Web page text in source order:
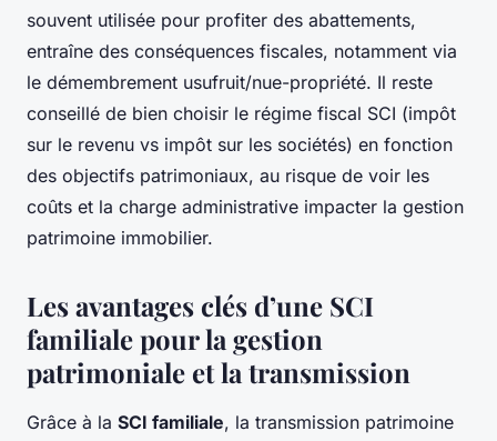
souvent utilisée pour profiter des abattements,
entraîne des conséquences fiscales, notamment via
le démembrement usufruit/nue-propriété. Il reste
conseillé de bien choisir le régime fiscal SCI (impôt
sur le revenu vs impôt sur les sociétés) en fonction
des objectifs patrimoniaux, au risque de voir les
coûts et la charge administrative impacter la gestion
patrimoine immobilier.
Les avantages clés d’une SCI
familiale pour la gestion
patrimoniale et la transmission
Grâce à la SCI familiale, la transmission patrimoine